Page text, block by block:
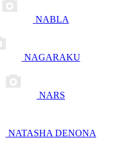
NABLA
NAGARAKU
NARS
NATASHA DENONA